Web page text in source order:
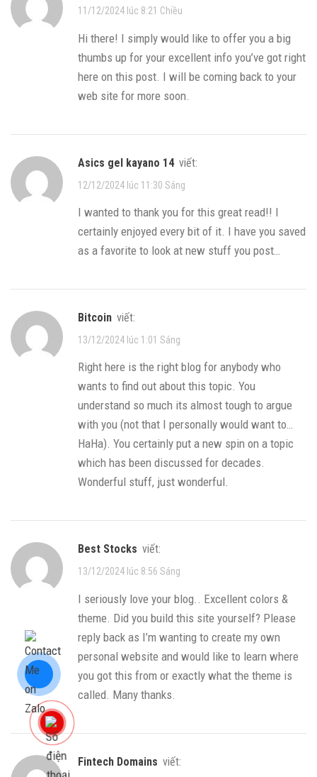
11/12/2024 lúc 8:21 Chiều
Hi there! I simply would like to offer you a big
thumbs up for your excellent info you’ve got right
here on this post. I will be coming back to your
web site for more soon.
asics gel kayano 14 viết:
12/12/2024 lúc 11:30 Sáng
I wanted to thank you for this great read!! I
certainly enjoyed every bit of it. I have you saved
as a favorite to look at new stuff you post…
Bitcoin viết:
13/12/2024 lúc 1:01 Sáng
Right here is the right blog for anybody who
wants to find out about this topic. You
understand so much its almost tough to argue
with you (not that I personally would want to…
HaHa). You certainly put a new spin on a topic
which has been discussed for decades.
Wonderful stuff, just wonderful.
Best Stocks viết:
13/12/2024 lúc 8:56 Sáng
I seriously love your blog.. Excellent colors &
theme. Did you build this site yourself? Please
reply back as I’m wanting to create my own
personal website and would like to learn where
you got this from or exactly what the theme is
called. Many thanks.
Fintech Domains viết: